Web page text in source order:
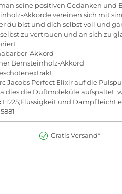
seine positiven Gedanken
Akkorde vereinen sich mit
du bist und dich selbst voll und
zu vertrauen und an sich zu
Akkord
Bernsteinholz-Akkord
Jacobs Perfect Elixir auf die
dies die Duftmoleküle aufspaltet,
H225;Flüssigkeit und Dampf leicht
Gratis Versand*